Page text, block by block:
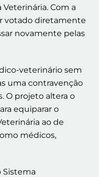
Com a
votado diretamente
novamente pelas
veterinário sem
uma contravenção
O projeto altera o
equiparar o
ao de
médicos,
Sistema